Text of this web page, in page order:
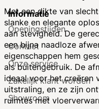
Met een dikte van
slanke en elegante
aan stevigheid. De
een bijna naadloze
eigenschappen hem
als buitengebruik. De
ideaal voor het creëren
uitstraling, en ze zijn
ruimtes met
Informatie
Openingstijden
Contact
Onze service
Zakelijk klant worden
Showroom